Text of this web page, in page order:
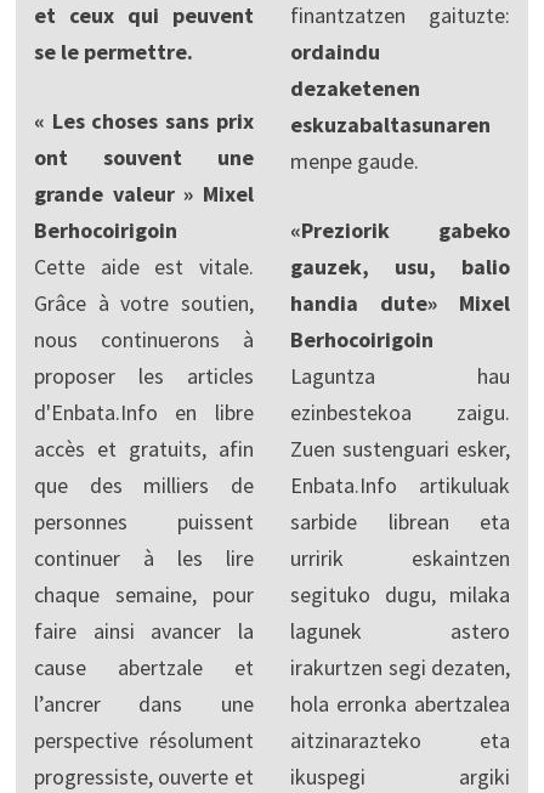
et ceux qui peuvent
se le permettre.
« Les choses sans prix
ont souvent une
grande valeur » Mixel
Berhocoirigoin
Cette aide est vitale.
Grâce à votre soutien,
nous continuerons à
proposer les articles
d'Enbata.Info en libre
accès et gratuits, afin
que des milliers de
personnes puissent
continuer à les lire
chaque semaine, pour
faire ainsi avancer la
cause abertzale et
l’ancrer dans une
perspective résolument
progressiste, ouverte et
finantzatzen gaituzte:
ordaindu
dezaketenen
eskuzabaltasunaren
menpe gaude.
«Preziorik gabeko
gauzek, usu, balio
handia dute» Mixel
Berhocoirigoin
Laguntza hau
ezinbestekoa zaigu.
Zuen sustenguari esker,
Enbata.Info artikuluak
sarbide librean eta
urririk eskaintzen
segituko dugu, milaka
lagunek astero
irakurtzen segi dezaten,
hola erronka abertzalea
aitzinarazteko eta
ikuspegi argiki